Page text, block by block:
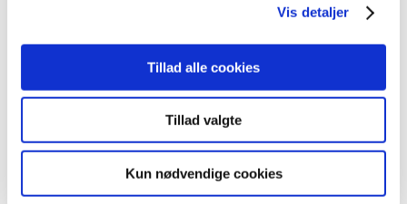
Vis detaljer
Tillad alle cookies
Tillad valgte
Kun nødvendige cookies
Få overblikket over de danske spillere til individuel
Herresingle:
Rasmus Gemke